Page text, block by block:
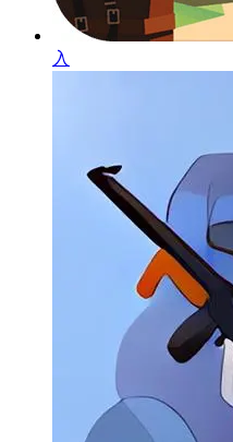
入